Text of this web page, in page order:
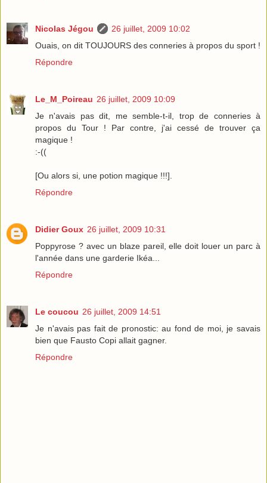
Nicolas Jégou
26 juillet, 2009 10:02
Ouais, on dit TOUJOURS des conneries à propos du sport !
Répondre
Le_M_Poireau 26 juillet, 2009 10:09
Je n'avais pas dit, me semble-t-il, trop de conneries à
propos du Tour ! Par contre, j'ai cessé de trouver ça
magique !
:-((
[Ou alors si, une potion magique !!!].
Répondre
Didier Goux 26 juillet, 2009 10:31
Poppyrose ? avec un blaze pareil, elle doit louer un parc à
l'année dans une garderie Ikéa...
Répondre
Le coucou 26 juillet, 2009 14:51
Je n'avais pas fait de pronostic: au fond de moi, je savais
bien que Fausto Copi allait gagner.
Répondre